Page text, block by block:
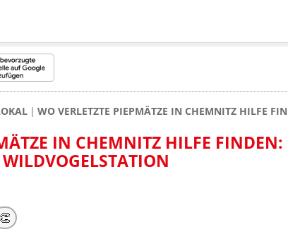
WO VERLETZTE PIEPMÄTZE IN CHEMNITZ HILFE
IN CHEMNITZ HILFE FINDEN:
👏